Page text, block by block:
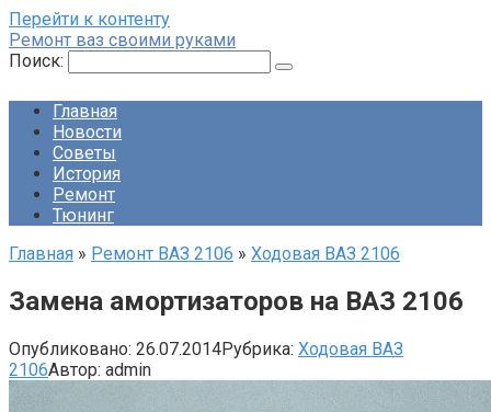
Перейти к контенту
Ремонт ваз своими руками
Поиск:
Главная
Новости
Советы
История
Ремонт
Тюнинг
Главная » Ремонт ВАЗ 2106 » Ходовая ВАЗ 2106
Замена амортизаторов на ВАЗ 2106
Опубликовано: 26.07.2014Рубрика: Ходовая ВАЗ
2106Автор: admin